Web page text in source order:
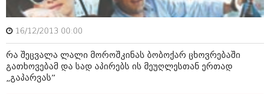
აპრილი 2014 (290)
მარტი 2014 (413)
თებერვალი 2014 (318)
დეკემბერი 2013 (365)
ნოემბერი 2013 (279)
ოქტომბერი 2013 (256)
16/12/2013 00:00
რა შეცვალა ლალი მოროშკინას ბობოქარ ცხოვრებაში
გათხოვებამ და სად აპირებს ის მეუღლესთან ერთად
„გაპარვას”